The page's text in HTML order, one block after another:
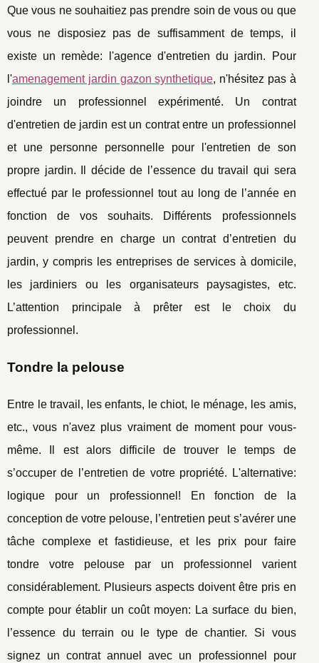
Que vous ne souhaitiez pas prendre soin de vous ou que
vous ne disposiez pas de suffisamment de temps, il
existe un remède: l'agence d'entretien du jardin. Pour
l'amenagement jardin gazon synthetique, n'hésitez pas à
joindre un professionnel expérimenté. Un contrat
d'entretien de jardin est un contrat entre un professionnel
et une personne personnelle pour l'entretien de son
propre jardin. Il décide de l’essence du travail qui sera
effectué par le professionnel tout au long de l’année en
fonction de vos souhaits. Différents professionnels
peuvent prendre en charge un contrat d’entretien du
jardin, y compris les entreprises de services à domicile,
les jardiniers ou les organisateurs paysagistes, etc.
L’attention principale à prêter est le choix du
professionnel.
Tondre la pelouse
Entre le travail, les enfants, le chiot, le ménage, les amis,
etc., vous n'avez plus vraiment de moment pour vous-
même. Il est alors difficile de trouver le temps de
s’occuper de l’entretien de votre propriété. L'alternative:
logique pour un professionnel! En fonction de la
conception de votre pelouse, l’entretien peut s’avérer une
tâche complexe et fastidieuse, et les prix pour faire
tondre votre pelouse par un professionnel varient
considérablement. Plusieurs aspects doivent être pris en
compte pour établir un coût moyen: La surface du bien,
l’essence du terrain ou le type de chantier. Si vous
signez un contrat annuel avec un professionnel pour